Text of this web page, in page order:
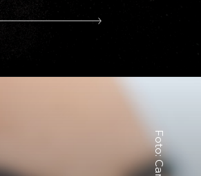
Foto: Canva